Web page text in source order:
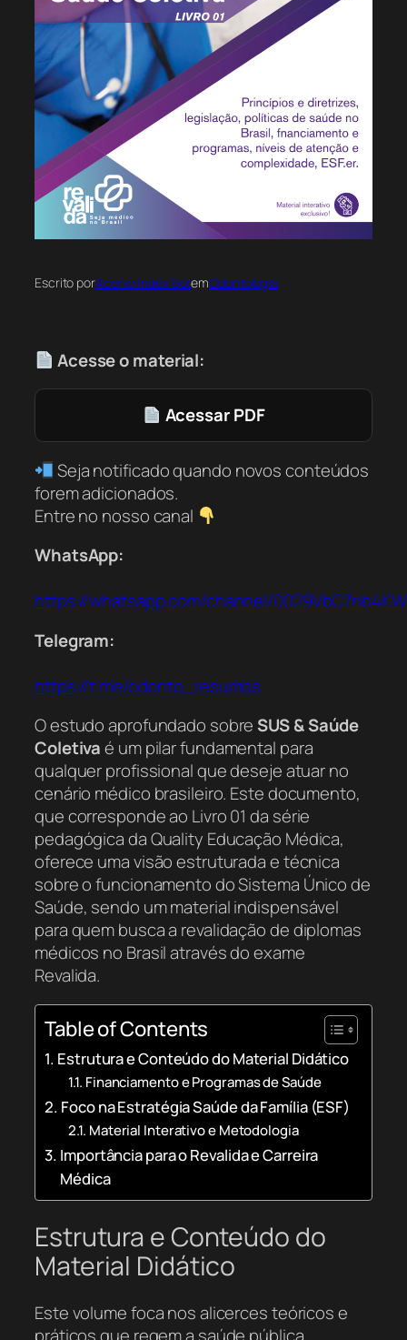
Escrito porAcervo Index BotemOdontologia
Acesse o material:
Acessar PDF
Seja notificado quando novos conteúdos
forem adicionados.
Entre no nosso canal
WhatsApp:
https://whatsapp.com/channel/
Telegram:
https://t.me/odonto_resumos
O estudo aprofundado sobreSUS & Saúde
Coletivaé um pilar fundamental para
qualquer profissional que deseje atuar no
cenário médico brasileiro. Este documento,
que corresponde ao Livro 01 da série
pedagógica da Quality Educação Médica,
oferece uma visão estruturada e técnica
sobre o funcionamento do Sistema Único de
Saúde, sendo um material indispensável
para quem busca a revalidação de diplomas
médicos no Brasil através do exame
Revalida.
Table of Contents
Estrutura e Conteúdo do Material Didático
Financiamento e Programas de Saúde
Foco na Estratégia Saúde da Família (ESF)
Material Interativo e Metodologia
Importância para o Revalida e Carreira
Médica
Estrutura e Conteúdo do
Material Didático
Este volume foca nos alicerces teóricos e